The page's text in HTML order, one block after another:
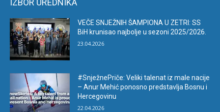
IZBOR UREDNIKA
VEČE SNJEŽNIH ŠAMPIONA U ZETRI: SS
BiH krunisao najbolje u sezoni 2025/2026.
23.04.2026
#SnježnePriče: Veliki talenat iz male nacije
– Anur Mehić ponosno predstavlja Bosnu i
Hercegovinu
22.04.2026